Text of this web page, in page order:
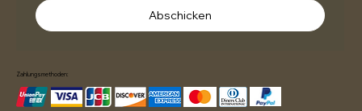
Abschicken
Zahlungsmethoden: